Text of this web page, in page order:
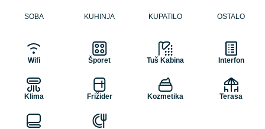
SOBA
Wifi
Klima
KUHINJA
Šporet
Frižider
KUPATILO
Tuš Kabina
Kozmetika
OSTALO
Interfon
Terasa